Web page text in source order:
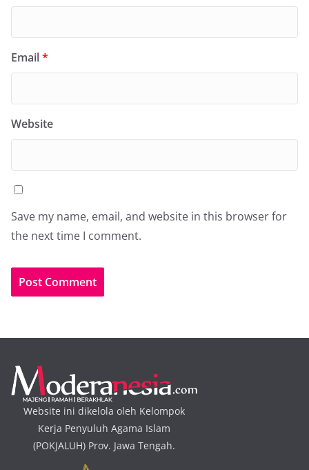
Email*
Website
Save my name, email, and website in this browser for
the next time I comment.
Website ini dikelola oleh Kelompok
Kerja Penyuluh Agama Islam
(POKJALUH) Prov. Jawa Tengah.